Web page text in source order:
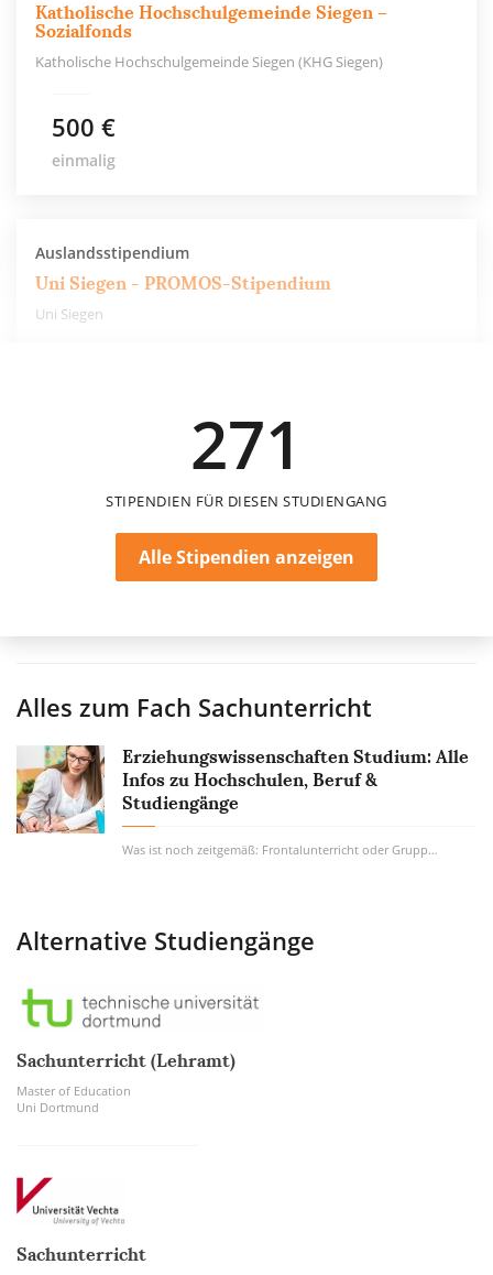
Katholische Hochschulgemeinde Siegen –
Sozialfonds
Katholische Hochschulgemeinde Siegen (KHG Siegen)
500 €
einmalig
Auslandsstipendium
Uni Siegen - PROMOS-Stipendium
Uni Siegen
271
STIPENDIEN FÜR DIESEN STUDIENGANG
Alle Stipendien anzeigen
Alles zum Fach Sachunterricht
Erziehungswissenschaften Studium: Alle
Infos zu Hochschulen, Beruf &
Studiengänge
Was ist noch zeitgemäß: Frontalunterricht oder Gruppenarbeit? Informatik oder Latein? Wie...
Alternative Studiengänge
Sachunterricht (Lehramt)
Master of Education
Uni Dortmund
Sachunterricht